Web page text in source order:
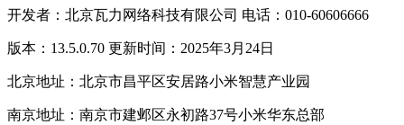
开发者：北京瓦力网络科技有限公司 电话：010-60606666
版本：13.5.0.70 更新时间：2025年3月24日
北京地址：北京市昌平区安居路小米智慧产业园
南京地址：南京市建邺区永初路37号小米华东总部